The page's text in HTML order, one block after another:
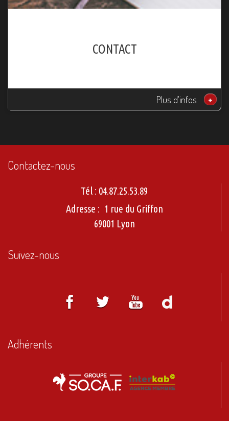
CONTACT
Plus d'infos +
Contactez-nous
Tél : 04.87.25.53.89
Adresse : 1 rue du Griffon
69001 Lyon
Suivez-nous
Adhérents